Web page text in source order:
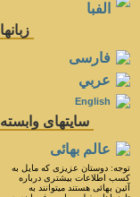
الفبا
زبانها
فارسی
عربي
English
سايتهای وابسته
عالم بهائی
توجه: دوستان عزيزى كه مايل به
كسب اطلاعات بيشترى درباره
آئين بهائى هستند ميتوانند به